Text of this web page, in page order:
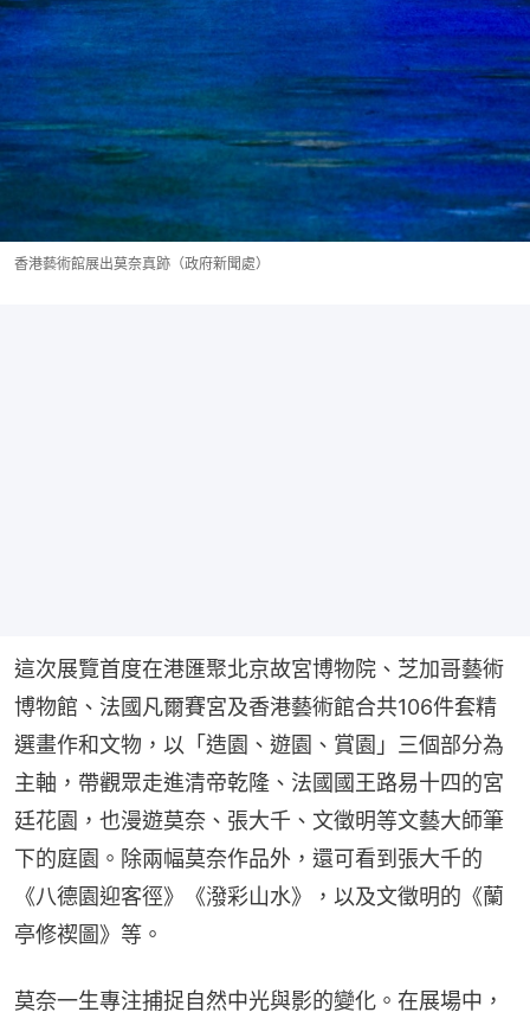
香港藝術館展出莫奈真跡（政府新聞處）
這次展覽首度在港匯聚北京故宮博物院、芝加哥藝術
博物館、法國凡爾賽宮及香港藝術館合共106件套精
選畫作和文物，以「造園、遊園、賞園」三個部分為
主軸，帶觀眾走進清帝乾隆、法國國王路易十四的宮
廷花園，也漫遊莫奈、張大千、文徵明等文藝大師筆
下的庭園。除兩幅莫奈作品外，還可看到張大千的
《八德園迎客徑》《潑彩山水》，以及文徵明的《蘭
亭修禊圖》等。
莫奈一生專注捕捉自然中光與影的變化。在展場中，